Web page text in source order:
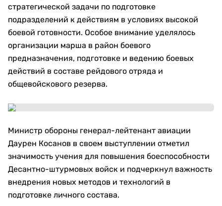
стратегической задачи по подготовке
подразделений к действиям в условиях высокой
боевой готовности. Особое внимание уделялось
организации марша в район боевого
предназначения, подготовке и ведению боевых
действий в составе рейдового отряда и
общевойскового резерва.
Министр обороны генерал-лейтенант авиации
Даурен Косанов в своем выступлении отметил
значимость учения для повышения боеспособности
Десантно-штурмовых войск и подчеркнул важность
внедрения новых методов и технологий в
подготовке личного состава.